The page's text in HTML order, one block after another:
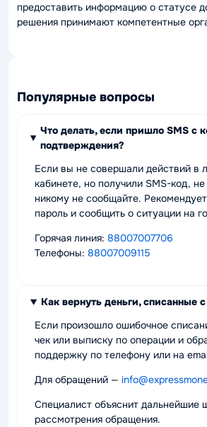
предоставить информацию о статусе
решения принимают компетентные
Популярные вопросы
Что делать, если пришло SMS с
подтверждения?
Если вы не совершали действий в
кабинете, но получили SMS-код,
никому не сообщайте.
пароль и сообщить о ситуации на
Горячая линия: 88007007706
Телефоны: 88007009115
Как вернуть деньги, списанные
Если произошло ошибочное
чек или выписку по операции и
поддержку по телефону или на
Для обращений —
Специалист объяснит дальнейшие
рассмотрения обращения.